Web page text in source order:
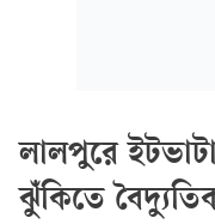
লালপুরে
ঝুঁকিতে